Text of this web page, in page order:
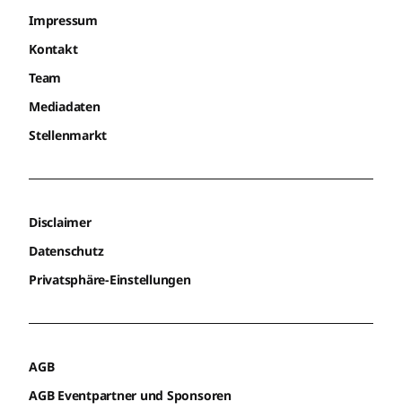
Impressum
Kontakt
Team
Mediadaten
Stellenmarkt
Disclaimer
Datenschutz
Privatsphäre-Einstellungen
AGB
AGB Eventpartner und Sponsoren